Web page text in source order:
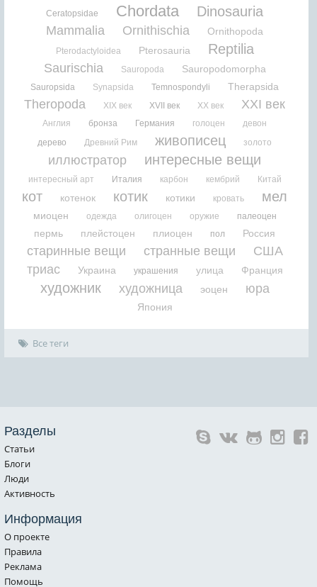
Ceratopsidae
Chordata Dinosauria
Mammalia Ornithischia Ornithopoda
Pterodactyloidea Pterosauria Reptilia
Saurischia Sauropoda Sauropodomorpha
Sauropsida Synapsida Temnospondyli Therapsida
Theropoda XIX век XVII век XX век XXI век
Англия бронза Германия голоцен
девон
дерево
Древний Рим живописец золото
иллюстратор интересные вещи
интересный арт Италия карбон кембрий Китай
кот котенок котик котики кровать мел
миоцен одежда олигоцен оружие палеоцен
пермь плейстоцен плиоцен пол Россия
старинные вещи странные вещи
США
триас
Украина украшения улица Франция
художник художница эоцен юра
Япония
Все теги
Разделы
Статьи
Блоги
Люди
Активность
Информация
О проекте
Правила
Реклама
Помощь